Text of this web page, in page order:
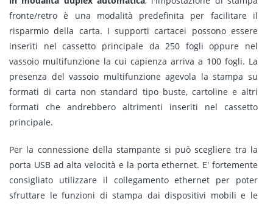
fronte/retro è una modalità predefinita per facilitare il
risparmio della carta. I supporti cartacei possono essere
inseriti nel cassetto principale da 250 fogli oppure nel
vassoio multifunzione la cui capienza arriva a 100 fogli. La
presenza del vassoio multifunzione agevola la stampa su
formati di carta non standard tipo buste, cartoline e altri
formati che andrebbero altrimenti inseriti nel cassetto
principale.
Per la connessione della stampante si può scegliere tra la
porta USB ad alta velocità e la porta ethernet. E' fortemente
consigliato utilizzare il collegamento ethernet per poter
sfruttare le funzioni di stampa dai dispositivi mobili e le